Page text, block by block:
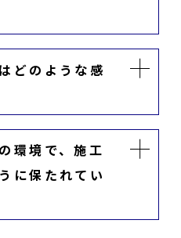
どのような感
環境で、施工
に保たれてい